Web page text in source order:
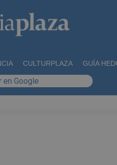
CULTURPLAZA GUÍA
en Google